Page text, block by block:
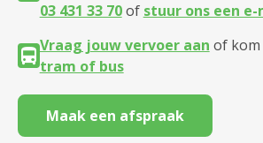
03 431 33 70of stuur ons een
Vraag jouw vervoer aan of
tram of bus
Maak een afspraak